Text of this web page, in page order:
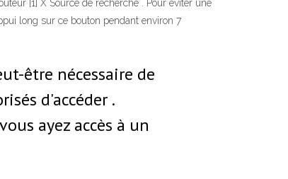
[1] X Source de recherche . Pour éviter une
long sur ce bouton pendant environ 7
être nécessaire de
d'accéder .
ayez accès à un